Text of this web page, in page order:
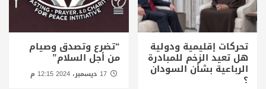
تحركات إقليمية ودولية
هل تعيد الزخم للمبادرة
الرباعية بشأن السودان
؟
“تضرع وتصدق وصيام
من أجل السلام”
17 ديسمبر، 2024 12:15 م